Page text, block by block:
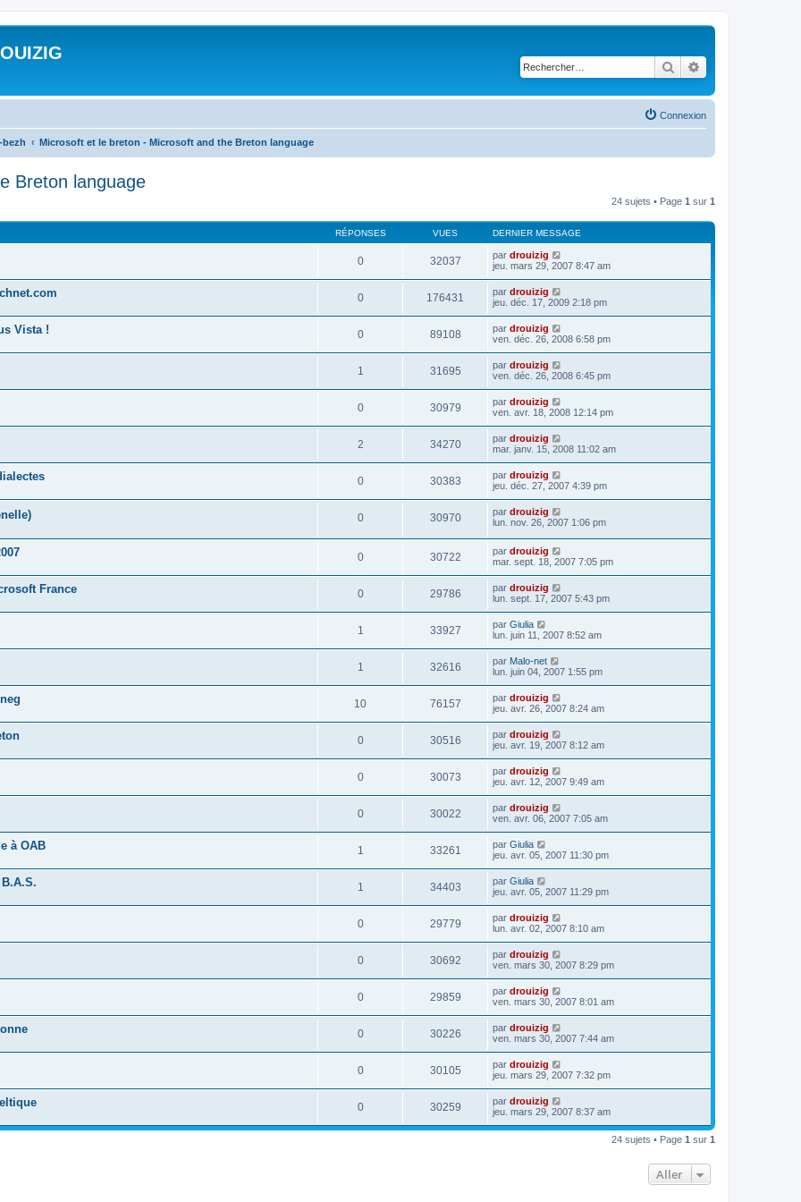
Rechercher
Connexion
bezh Microsoft et le breton - Microsoft and the Breton language
Breton language
24 sujets • Page 1 sur 1
RÉPONSES VUES DERNIER MESSAGE
0 32037 par drouizig
jeu. mars 29, 2007 8:47 am
0 176431 par drouizig
jeu. déc. 17, 2009 2:18 pm
Vista ! 0 89108 par drouizig
ven. déc. 26, 2008 6:58 pm
1 31695 par drouizig
ven. déc. 26, 2008 6:45 pm
0 30979 par drouizig
ven. avr. 18, 2008 12:14 pm
2 34270 par drouizig
mar. janv. 15, 2008 11:02 am
0 30383 par drouizig
jeu. déc. 27, 2007 4:39 pm
0 30970 par drouizig
lun. nov. 26, 2007 1:06 pm
0 30722 par drouizig
mar. sept. 18, 2007 7:05 pm
France 0 29786 par drouizig
lun. sept. 17, 2007 5:43 pm
1 33927 par Giulia
lun. juin 11, 2007 8:52 am
1 32616 par Malo-net
lun. juin 04, 2007 1:55 pm
10 76157 par drouizig
jeu. avr. 26, 2007 8:24 am
0 30516 par drouizig
jeu. avr. 19, 2007 8:12 am
0 30073 par drouizig
jeu. avr. 12, 2007 9:49 am
0 30022 par drouizig
ven. avr. 06, 2007 7:05 am
à OAB 1 33261 par Giulia
jeu. avr. 05, 2007 11:30 pm
1 34403 par Giulia
jeu. avr. 05, 2007 11:29 pm
0 29779 par drouizig
lun. avr. 02, 2007 8:10 am
0 30692 par drouizig
ven. mars 30, 2007 8:29 pm
0 29859 par drouizig
ven. mars 30, 2007 8:01 am
0 30226 par drouizig
ven. mars 30, 2007 7:44 am
0 30105 par drouizig
jeu. mars 29, 2007 7:32 pm
0 30259 par drouizig
jeu. mars 29, 2007 8:37 am
24 sujets • Page 1 sur 1
Aller